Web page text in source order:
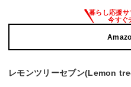
レモンツリーセブン(Lemon